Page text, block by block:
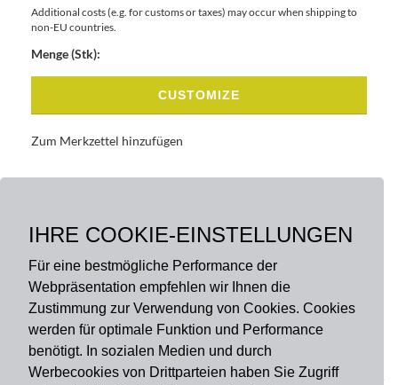
IHRE COOKIE-EINSTELLUNGEN
Für eine bestmögliche Performance der
Webpräsentation empfehlen wir Ihnen die
Zustimmung zur Verwendung von Cookies. Cookies
werden für optimale Funktion und Performance
benötigt. In sozialen Medien und durch
Werbecookies von Drittparteien haben Sie Zugriff
Additional costs (e.g. for customs or taxes) may occur when shipping to
non-EU countries.
Menge (Stk):
CUSTOMIZE
Zum Merkzettel hinzufügen
BESCHREIBUNG
Zahlungsart